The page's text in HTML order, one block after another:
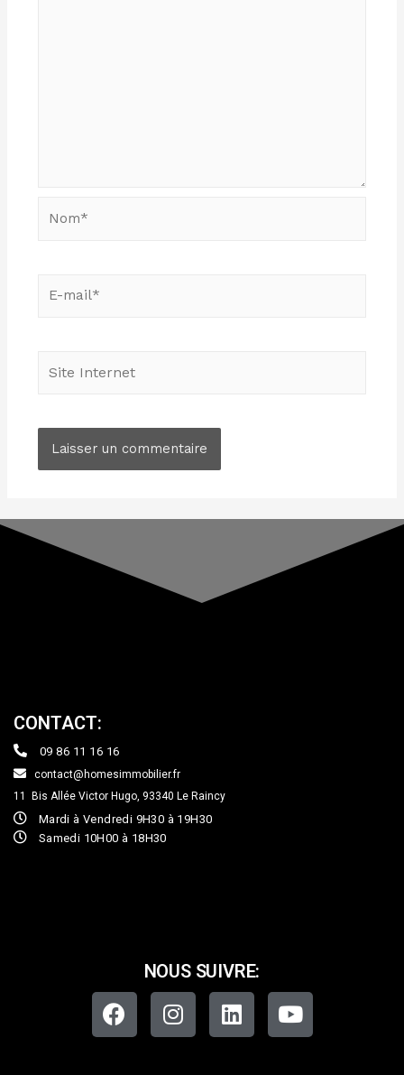
CONTACT:
09 86 11 16 16
contact@homesimmobilier.fr
11 Bis Allée Victor Hugo, 93340 Le Raincy
Mardi à Vendredi 9H30 à 19H30
Samedi 10H00 à 18H30
NOUS SUIVRE: